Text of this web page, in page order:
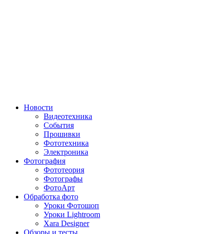
Новости
Видеотехника
События
Прошивки
Фототехника
Электроника
Фотография
Фототеория
Фотографы
ФотоАрт
Обработка фото
Уроки Фотошоп
Уроки Lightroom
Xara Designer
Обзоры и тесты